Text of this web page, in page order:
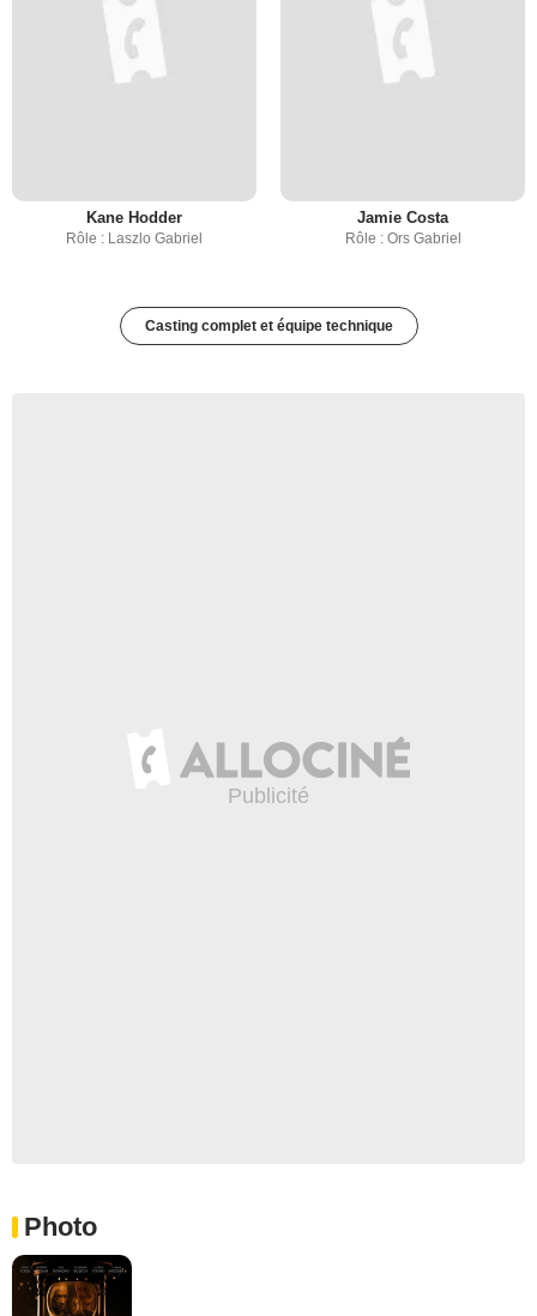
Kane Hodder
Rôle : Laszlo Gabriel
Jamie Costa
Rôle : Ors Gabriel
Casting complet et équipe technique
Photo